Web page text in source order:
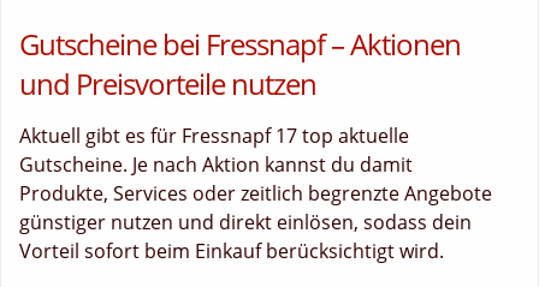
Gutscheine bei Fressnapf – Aktionen
und Preisvorteile nutzen
Aktuell gibt es für Fressnapf 17 top aktuelle
Gutscheine. Je nach Aktion kannst du damit
Produkte, Services oder zeitlich begrenzte Angebote
günstiger nutzen und direkt einlösen, sodass dein
Vorteil sofort beim Einkauf berücksichtigt wird.